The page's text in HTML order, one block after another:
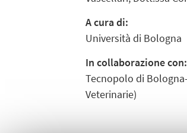
A cura di:
Università di Bologna
In collaborazione con:
Tecnopolo di
Veterinarie)